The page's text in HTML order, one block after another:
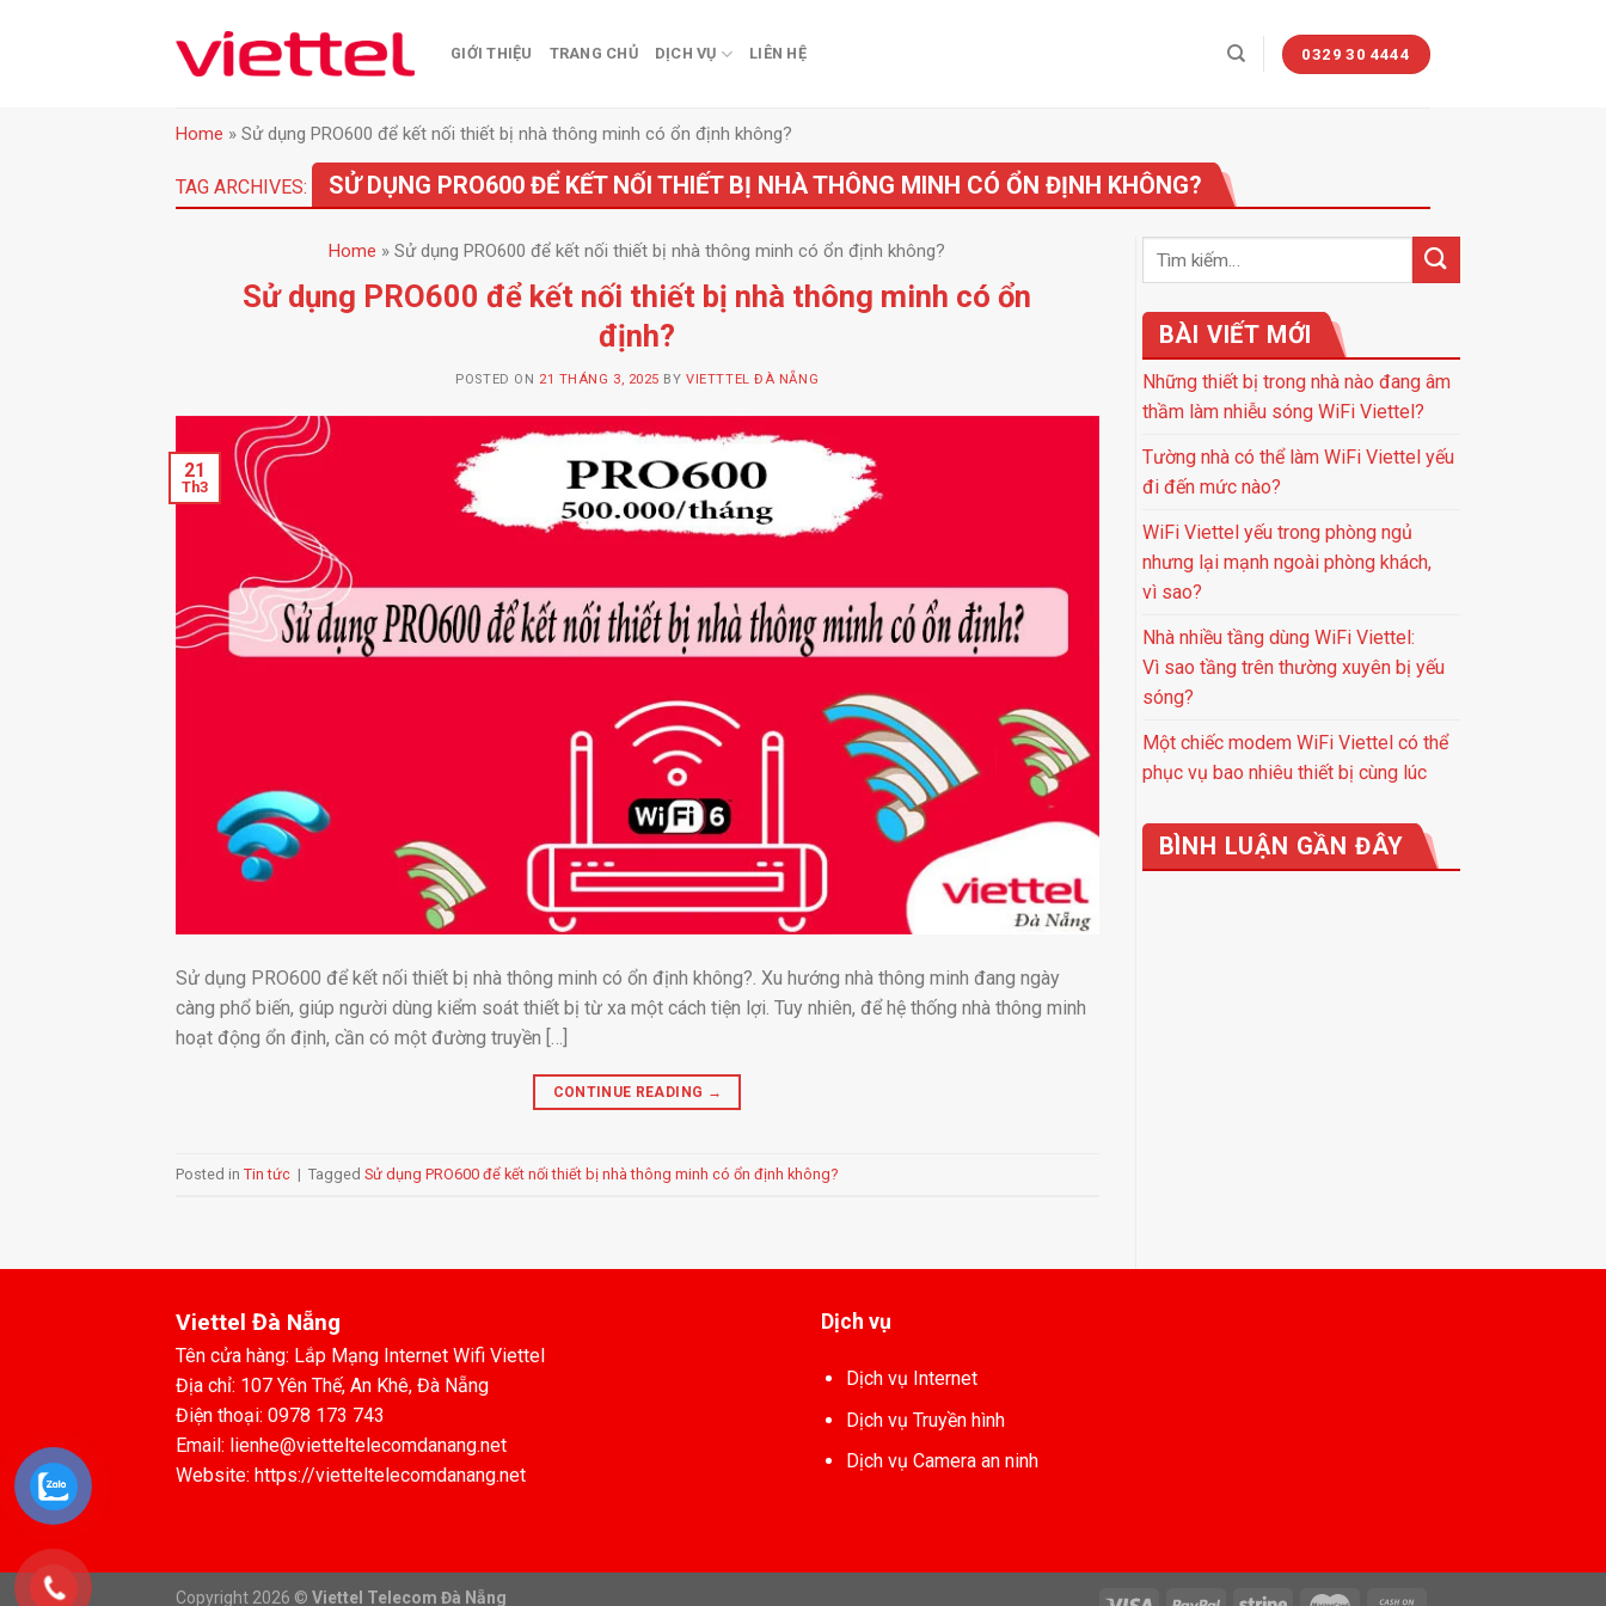
GIỚI THIỆU TRANG CHỦ DỊCH VỤ LIÊN HỆ 0329 30 4444
Home » Sử dụng PRO600 để kết nối thiết bị nhà thông minh có ổn định không?
TAG ARCHIVES: SỬ DỤNG PRO600 ĐỂ KẾT NỐI THIẾT BỊ NHÀ THÔNG MINH CÓ ỔN ĐỊNH KHÔNG?
Home »Sử dụng PRO600 để kết nối thiết bị nhà thông minh có ổn định không?
Sử dụng PRO600 để kết nối thiết bị nhà thông minh có ổn
định?
POSTED ON 21 THÁNG 3, 2025 BYVIETTTEL ĐÀ NẴNG
21
Th3
Sử dụng PRO600 để kết nối thiết bị nhà thông minh có ổn định không?. Xu hướng nhà thông minh đang ngày
càng phổ biến, giúp người dùng kiểm soát thiết bị từ xa một cách tiện lợi. Tuy nhiên, để hệ thống nhà thông minh
hoạt động ổn định, cần có một đường truyền […]
CONTINUE READING →
Posted in Tin tức | Tagged Sử dụng PRO600 để kết nối thiết bị nhà thông minh có ổn định không?
BÀI VIẾT MỚI
Những thiết bị trong nhà nào đang âm
thầm làm nhiễu sóng WiFi Viettel?
Tường nhà có thể làm WiFi Viettel yếu
đi đến mức nào?
WiFi Viettel yếu trong phòng ngủ
nhưng lại mạnh ngoài phòng khách,
vì sao?
Nhà nhiều tầng dùng WiFi Viettel:
Vì sao tầng trên thường xuyên bị yếu
sóng?
Một chiếc modem WiFi Viettel có thể
phục vụ bao nhiêu thiết bị cùng lúc
BÌNH LUẬN GẦN ĐÂY
Viettel Đà Nẵng
Tên cửa hàng: Lắp Mạng Internet Wifi Viettel
Địa chỉ: 107 Yên Thế, An Khê, Đà Nẵng
Điện thoại: 0978 173 743
Email: lienhe@vietteltelecomdanang.net
Website: https://vietteltelecomdanang.net
Dịch vụ
Dịch vụ Internet
Dịch vụ Truyền hình
Dịch vụ Camera an ninh
Copyright 2026 © Viettel Telecom Đà Nẵng